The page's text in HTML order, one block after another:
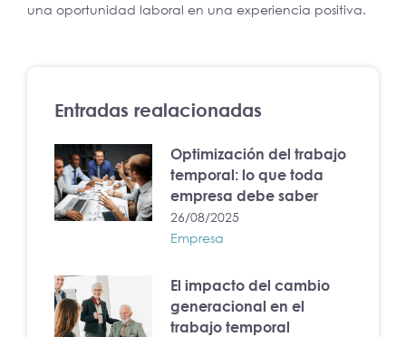
una oportunidad laboral en una experiencia positiva.
Entradas realacionadas
Optimización del trabajo
temporal: lo que toda
empresa debe saber
26/08/2025
Empresa
El impacto del cambio
generacional en el
trabajo temporal